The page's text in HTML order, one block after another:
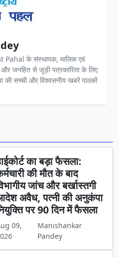
Pahal के संस्थापक, मालिक एवं
जनहित से जुड़ी पत्रकारिता के लिए
की सच्ची और विश्वसनीय खबरें पाठकों
का बड़ा फैसला:
की मौत के बाद
जांच और बर्खास्तगी
अवैध, पत्नी की अनुकंपा
पर 90 दिन में फैसला
09,
Manishankar
Pandey